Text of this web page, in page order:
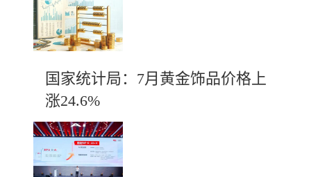
国家统计局：7月黄金饰品价格上
涨24.6%